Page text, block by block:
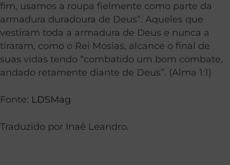
fim, usamos a roupa fielmente como parte da
armadura duradoura de Deus”. Aqueles que
vestiram toda a armadura de Deus e nunca a
tiraram, como o Rei Mosias, alcance o final de
suas vidas tendo “combatido um bom combate,
andado retamente diante de Deus”. (Alma 1:1)
Fonte: LDSMag
Traduzido por Inaê Leandro.